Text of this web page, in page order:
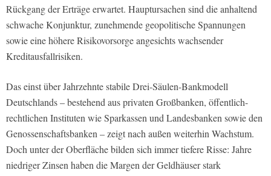
Rückgang der Erträge erwartet. Hauptursachen sind die anhaltend
schwache Konjunktur, zunehmende geopolitische Spannungen
sowie eine höhere Risikovorsorge angesichts wachsender
Kreditausfallrisiken.
Das einst über Jahrzehnte stabile Drei-Säulen-Bankmodell
Deutschlands – bestehend aus privaten Großbanken, öffentlich-
rechtlichen Instituten wie Sparkassen und Landesbanken sowie den
Genossenschaftsbanken – zeigt nach außen weiterhin Wachstum.
Doch unter der Oberfläche bilden sich immer tiefere Risse: Jahre
niedriger Zinsen haben die Margen der Geldhäuser stark